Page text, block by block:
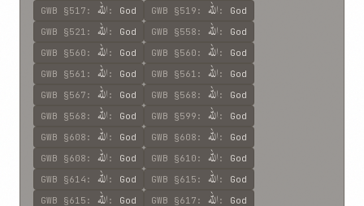
GWB §517 : الله : God GWB §519 : الله : God
GWB §521 : الله : God GWB §558 : الله : God
GWB §560 : الله : God GWB §560 : الله : God
GWB §561 : الله : God GWB §561 : الله : God
GWB §567 : الله : God GWB §568 : الله : God
GWB §568 : الله : God GWB §599 : الله : God
GWB §608 : الله : God GWB §608 : الله : God
GWB §608 : الله : God GWB §610 : الله : God
GWB §614 : الله : God GWB §615 : الله : God
GWB §615 : الله : God GWB §617 : الله : God